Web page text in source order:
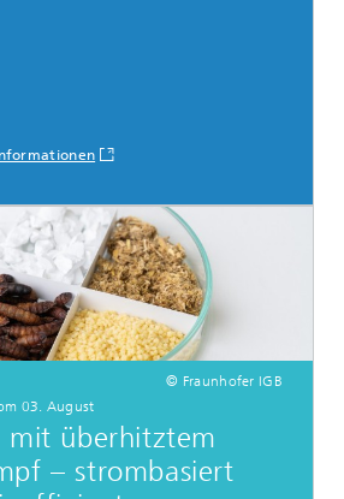
© Fraunhofer IGB
03. August
mit überhitztem
– strombasiert